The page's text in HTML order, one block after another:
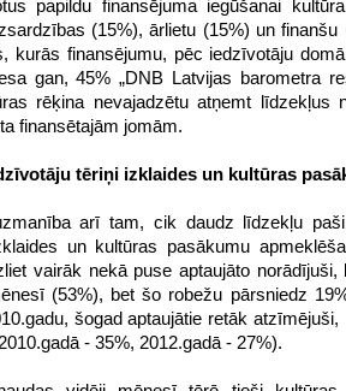
papildu finansējuma iegūšanai
(15%), ārlietu (15%) un finanšu
kurās finansējumu, pēc iedzīvotāju
gan, 45% „DNB Latvijas barometra
rēķina nevajadzētu atņemt līdzekļus
finansētajām jomām.
tēriņi izklaides un kultūras
arī tam, cik daudz līdzekļu
un kultūras pasākumu
vairāk nekā puse aptaujāto norādījuši,
(53%), bet šo robežu pārsniedz
šogad aptaujātie retāk atzīmējuši,
- 35%, 2012.gadā - 27%).